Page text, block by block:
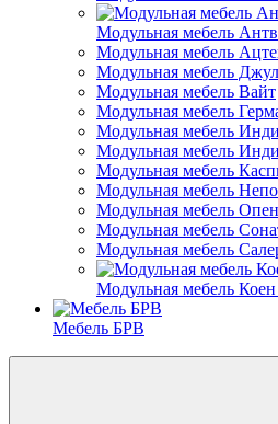
Модульная мебель
Модульная мебель
Модульная мебель
Модульная мебель Вайт
Модульная мебель
Модульная мебель
Модульная мебель
Модульная мебель
Модульная мебель Непо
Модульная мебель Опен
Модульная мебель
Модульная мебель
Модульная мебель Коен
Мебель БРВ